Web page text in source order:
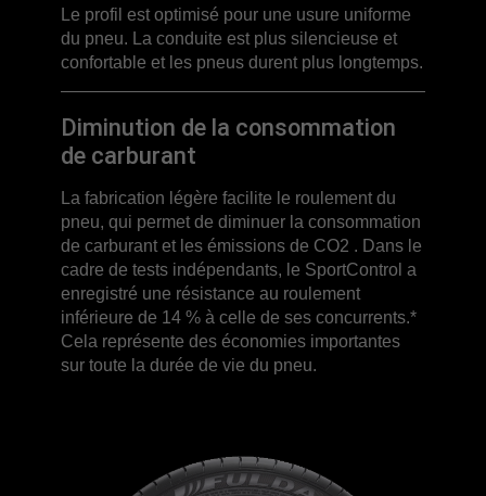
Le profil est optimisé pour une usure uniforme
du pneu. La conduite est plus silencieuse et
confortable et les pneus durent plus longtemps.
Diminution de la consommation
de carburant
La fabrication légère facilite le roulement du
pneu, qui permet de diminuer la consommation
de carburant et les émissions de CO2 . Dans le
cadre de tests indépendants, le SportControl a
enregistré une résistance au roulement
inférieure de 14 % à celle de ses concurrents.*
Cela représente des économies importantes
sur toute la durée de vie du pneu.